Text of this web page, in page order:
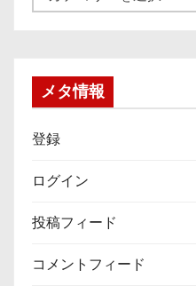
テ
メタ情報
登録
ログイン
投稿フィード
コメントフィード